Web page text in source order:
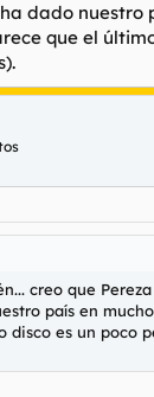
dado nuestro
que el
creo que
país en
disco es un poco